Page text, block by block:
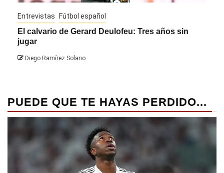
Entrevistas Fútbol español
El calvario de Gerard Deulofeu: Tres años sin
jugar
Diego Ramírez Solano
PUEDE QUE TE HAYAS PERDIDO...